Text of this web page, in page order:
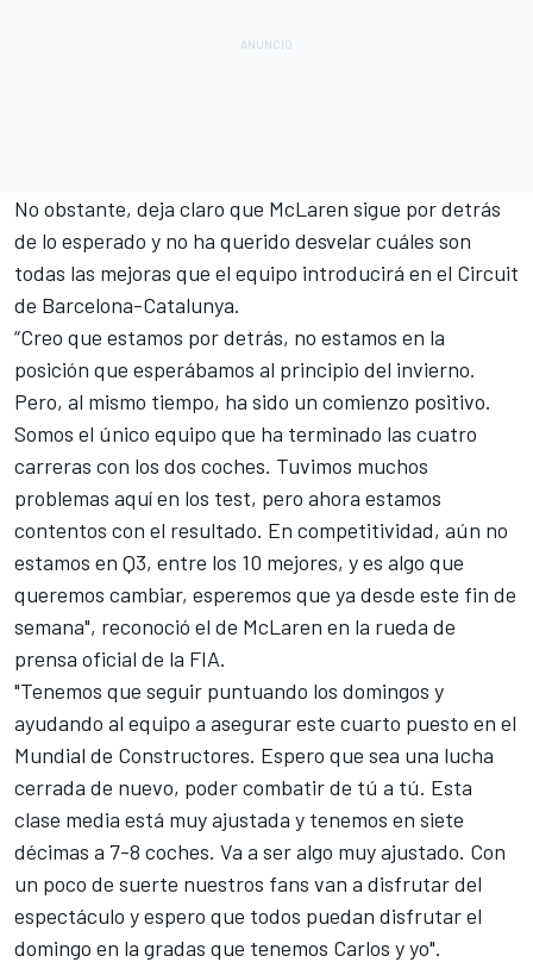
No obstante, deja claro que McLaren sigue por detrás
de lo esperado y no ha querido desvelar cuáles son
todas las mejoras que el equipo introducirá en el Circuit
de Barcelona-Catalunya.
“Creo que estamos por detrás, no estamos en la
posición que esperábamos al principio del invierno.
Pero, al mismo tiempo, ha sido un comienzo positivo.
Somos el único equipo que ha terminado las cuatro
carreras con los dos coches. Tuvimos muchos
problemas aquí en los test, pero ahora estamos
contentos con el resultado. En competitividad, aún no
estamos en Q3, entre los 10 mejores, y es algo que
queremos cambiar, esperemos que ya desde este fin de
semana", reconoció el de McLaren en la rueda de
prensa oficial de la FIA.
"Tenemos que seguir puntuando los domingos y
ayudando al equipo a asegurar este cuarto puesto en el
Mundial de Constructores. Espero que sea una lucha
cerrada de nuevo, poder combatir de tú a tú. Esta
clase media está muy ajustada y tenemos en siete
décimas a 7-8 coches. Va a ser algo muy ajustado. Con
un poco de suerte nuestros fans van a disfrutar del
espectáculo y espero que todos puedan disfrutar el
domingo en la gradas que tenemos Carlos y yo".